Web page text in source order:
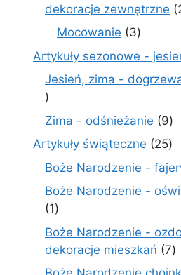
dekoracje zewnętrzne
Mocowanie 33
Artykuły sezonowe -
Jesień, zima -
20
produktów
Zima - odśnieżanie 99
Artykuły świąteczne 2525
Boże Narodzenie -
Boże Narodzenie -
11
produkt
Boże Narodzenie -
dekoracje mieszkań 77